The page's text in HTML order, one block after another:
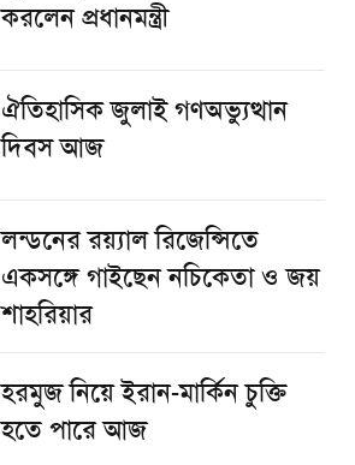
করলেন প্রধানমন্ত্রী
ঐতিহাসিক জুলাই গণঅভ্যুত্থান
দিবস আজ
লন্ডনের রয়্যাল রিজেন্সিতে
একসঙ্গে গাইছেন নচিকেতা ও জয়
শাহরিয়ার
হরমুজ নিয়ে ইরান-মার্কিন চুক্তি
হতে পারে আজ